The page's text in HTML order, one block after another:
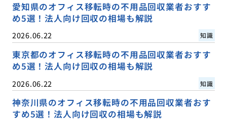
愛知県のオフィス移転時の不用品回収業者おすす
め5選！法人向け回収の相場も解説
2026.06.22 知識
東京都のオフィス移転時の不用品回収業者おすす
め5選！法人向け回収の相場も解説
2026.06.22 知識
神奈川県のオフィス移転時の不用品回収業者おす
すめ5選！法人向け回収の相場も解説